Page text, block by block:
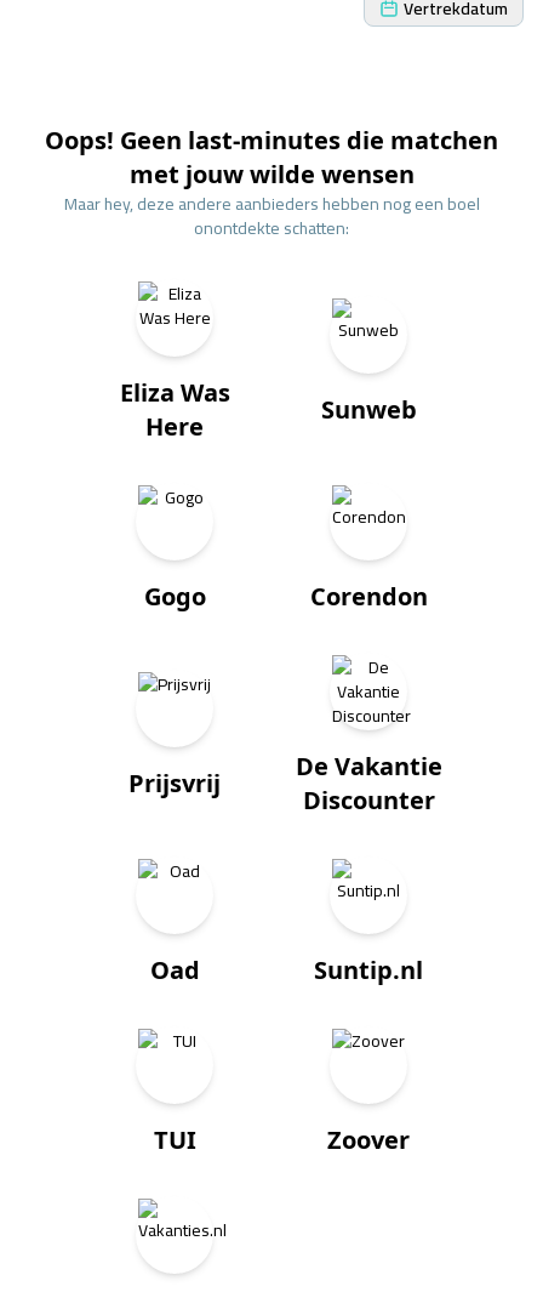
Vertrekdatum
Oops! Geen last-minutes die matchen
met jouw wilde wensen
Maar hey, deze andere aanbieders hebben nog een boel
onontdekte schatten:
Eliza Was
Here
Sunweb
Gogo Corendon
Prijsvrij
De Vakantie
Discounter
Oad Suntip.nl
TUI Zoover